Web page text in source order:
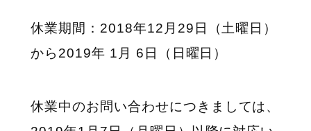
休業期間： 2018年12月29日（土曜日）
から2019年 1月 6日（日曜日）
休業中のお問い合わせにつきましては、